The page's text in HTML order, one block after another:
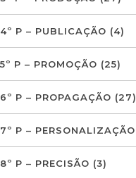
4º P – PUBLICAÇÃO (4)
5º P – PROMOÇÃO (25)
6º P – PROPAGAÇÃO (27)
7º P – PERSONALIZAÇÃO
8º P – PRECISÃO (3)